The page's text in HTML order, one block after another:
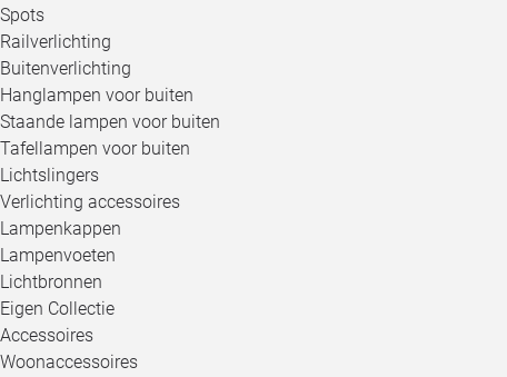
Spots
Railverlichting
Buitenverlichting
Hanglampen voor buiten
Staande lampen voor buiten
Tafellampen voor buiten
Lichtslingers
Verlichting accessoires
Lampenkappen
Lampenvoeten
Lichtbronnen
Eigen Collectie
Accessoires
Woonaccessoires